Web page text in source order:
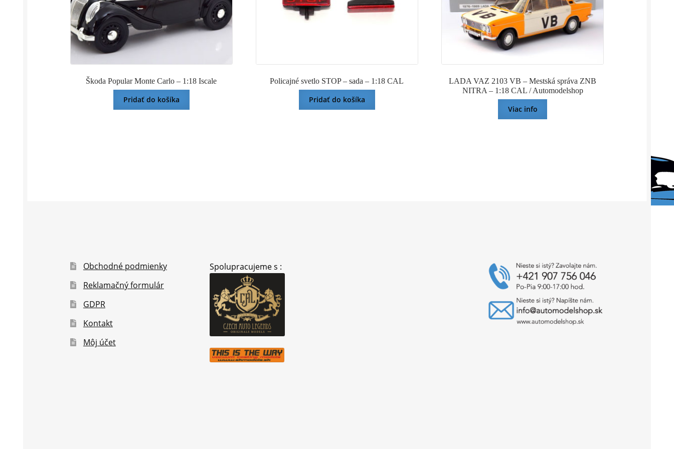
Škoda Popular Monte Carlo – 1:18 Iscale
Pridať do košíka
Policajné svetlo STOP – sada – 1:18 CAL
Pridať do košíka
LADA VAZ 2103 VB – Mestská správa ZNB
NITRA – 1:18 CAL / Automodelshop
Viac info
Obchodné podmienky
Reklamačný formulár
GDPR
Kontakt
Môj účet
Spolupracujeme s :